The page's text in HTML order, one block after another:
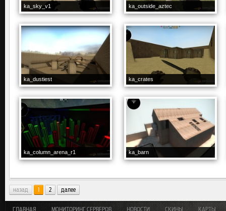
ka_sky_v1 ka_outside_aztec
ka_dustiest ka_crates
ka_column_arena_r1 ka_barn
назад 1 2 далее
ГЛАВНАЯ МОНИТОРИНГ СЕРВЕРОВ НОВОСТИ СКИНЫ КАРТЫ